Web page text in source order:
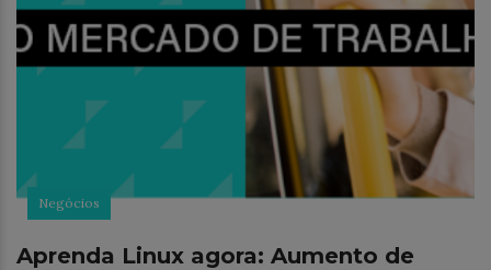
Negócios
Aprenda Linux agora: Aumento de